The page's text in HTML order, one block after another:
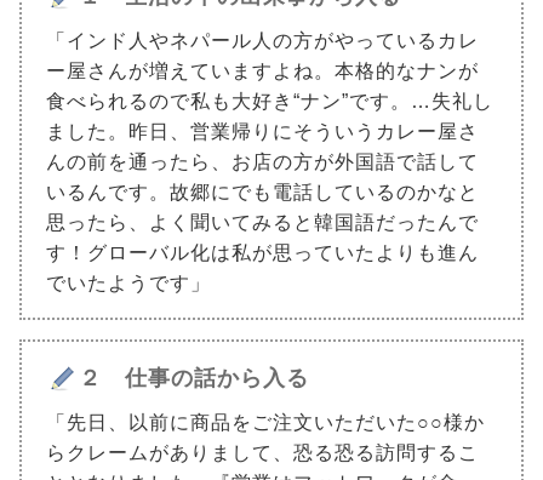
「インド人やネパール人の方がやっているカレ
ー屋さんが増えていますよね。本格的なナンが
食べられるので私も大好き“ナン”です。…失礼し
ました。昨日、営業帰りにそういうカレー屋さ
んの前を通ったら、お店の方が外国語で話して
いるんです。故郷にでも電話しているのかなと
思ったら、よく聞いてみると韓国語だったんで
す！グローバル化は私が思っていたよりも進ん
でいたようです」
２ 仕事の話から入る
「先日、以前に商品をご注文いただいた○○様か
らクレームがありまして、恐る恐る訪問するこ